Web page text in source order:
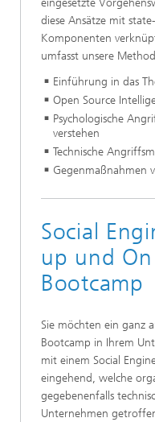
eingesetzte
diese Ansätze mit
Komponenten
umfasst unsere
Einführung in das
Open Source
Psychologische
verstehen
Technische
Gegenmaßnahmen
Social
up und On
Bootcamp
Sie möchten ein ganz
Bootcamp in Ihrem
mit einem Social
eingehend, welche
gegebenenfalls
Unternehmen